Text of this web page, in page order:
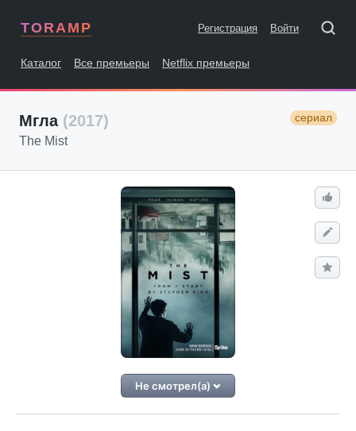
TORAMP Регистрация Войти
Каталог Все премьеры Netflix премьеры
Мгла (2017) сериал
The Mist
Не смотрел(а)